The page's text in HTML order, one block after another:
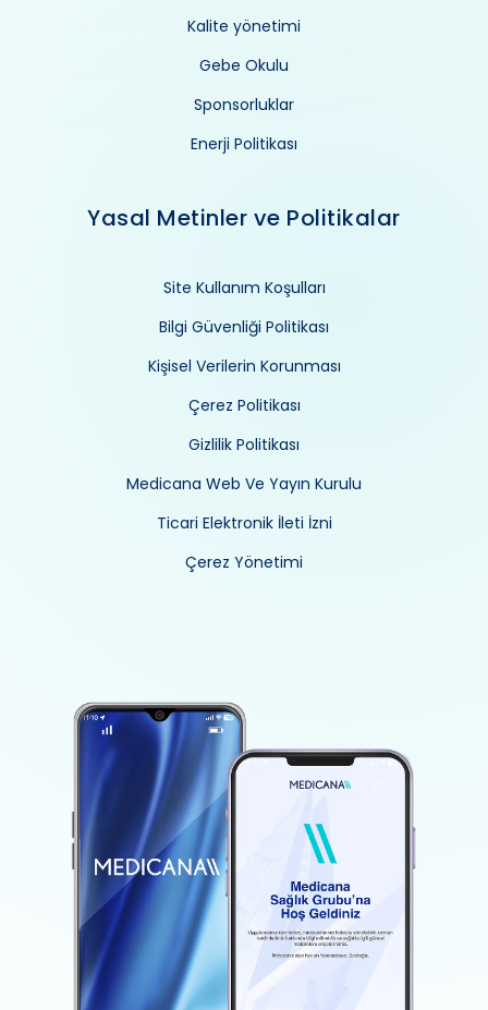
Kalite yönetimi
Gebe Okulu
Sponsorluklar
Enerji Politikası
Yasal Metinler ve Politikalar
Site Kullanım Koşulları
Bilgi Güvenliği Politikası
Kişisel Verilerin Korunması
Çerez Politikası
Gizlilik Politikası
Medicana Web Ve Yayın Kurulu
Ticari Elektronik İleti İzni
Çerez Yönetimi